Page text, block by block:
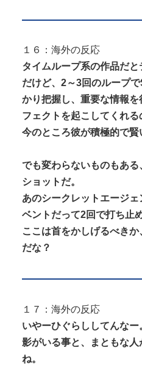
１６：海外の反応
タイムループ系の作品だ
だけど、2～3回のループ
かり把握し、重要な情報
フェクトを起こしてくれる
今のところ彼が積極的で賢
でも変わらないものもあ
ショットだ。
あのシークレットエージ
ベントだって2回で打ち止
ここは首をかしげるべき
だな？
１７：海外の反応
いやーひぐらししてんなー
影がいる事と、まともな
ね。